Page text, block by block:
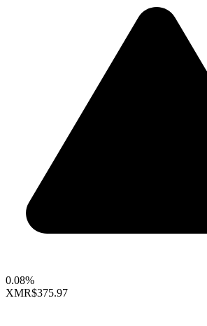
0.08%
XMR$375.97